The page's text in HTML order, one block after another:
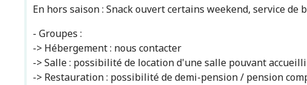
En hors saison : Snack ouvert certains weekend, service de
- Groupes :
-> Hébergement : nous contacter
-> Salle : possibilité de location d'une salle pouvant
-> Restauration : possibilité de demi-pension / pension